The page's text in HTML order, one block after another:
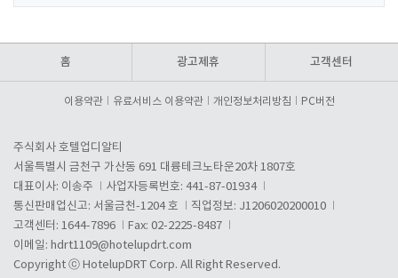
홈 광고제휴 고객센터
이용약관 유료서비스 이용약관 개인정보처리방침 PC버전
주식회사 호텔업디알티
서울특별시 금천구 가산동 691 대륭테크노타운20차 1807호
대표이사: 이송주
사업자등록번호: 441-87-01934
통신판매업신고: 서울금천-1204 호
직업정보: J1206020200010
고객센터: 1644-7896
Fax: 02-2225-8487
이메일: hdrt1109@hotelupdrt.com
Copyright ⓒ HotelupDRT Corp. All Right Reserved.